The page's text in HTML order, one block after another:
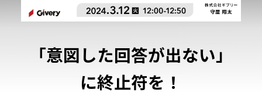
「意図した回答が出ない」
に終止符を！